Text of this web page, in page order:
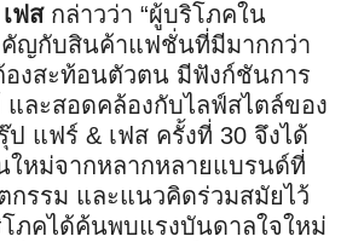
เฟสกล่าวว่า “ผู้บริโภคใน
คัญกับสินค้าแฟชั่นที่มีมากกว่า
องสะท้อนตัวตน มีฟังก์ชันการ
ละสอดคล้องกับไลฟ์สไตล์ของ
ป แฟร์ & เฟส ครั้งที่ 30 จึงได้
ใหม่จากหลากหลายแบรนด์ที่
กรรม และแนวคิดร่วมสมัยไว้
ภคได้ค้นพบแรงบันดาลใจใหม่